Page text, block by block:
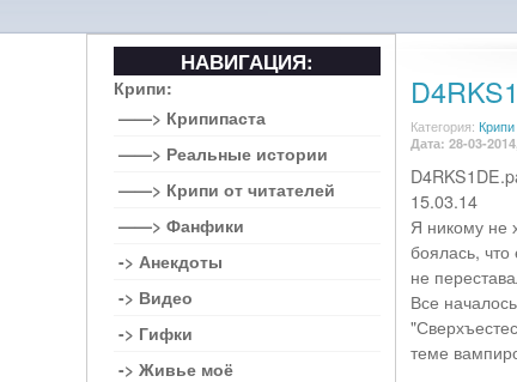
Категория:
Дата: 28-03-
15.03.14
Я никому не
боялась,
не
Все
теме
НАВИГАЦИЯ:
Крипи:
——> Крипипаста
——> Реальные истории
——> Крипи от читателей
——> Фанфики
-> Анекдоты
-> Видео
-> Гифки
-> Живье моё